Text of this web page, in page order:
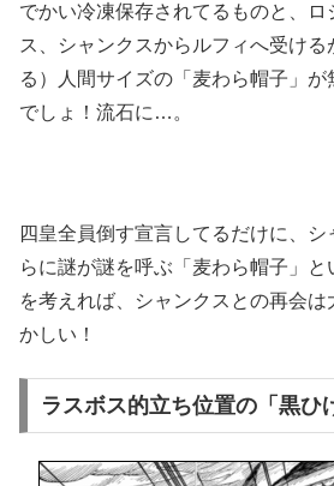
でかい冷凍保存されてるものと、ロ
ス、シャンクスからルフィへ受け
る）人間サイズの「麦わら帽子」
でしょ！流石に…。
四皇全員倒す宣言してるだけに、
らに謎が謎を呼ぶ「麦わら帽子」
を考えれば、シャンクスとの再会
かしい！
ラスボス的立ち位置の「黒ひ